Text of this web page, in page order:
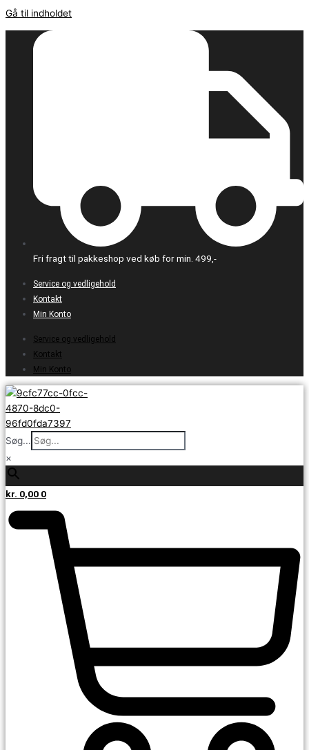
Gå til indholdet
Fri fragt til pakkeshop ved køb for min. 499,-
Service og vedligehold
Kontakt
Min Konto
Service og vedligehold
Kontakt
Min Konto
Søg...
×
kr. 0,00 0